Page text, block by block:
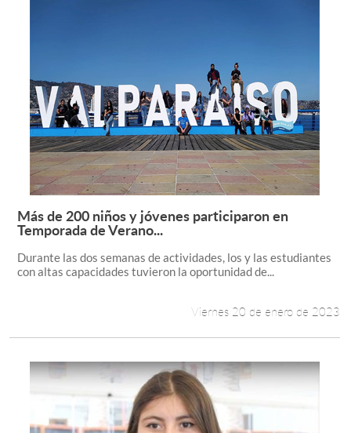
Leer más +
Más de 200 niños y jóvenes participaron en
Temporada de Verano...
Durante las dos semanas de actividades, los y las estudiantes
con altas capacidades tuvieron la oportunidad de...
Viernes 20 de enero de 2023